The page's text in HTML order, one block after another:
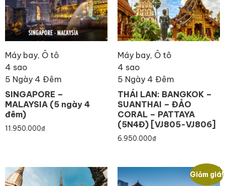
Máy bay, Ô tô
4 sao
5 Ngày 4 Đêm
SINGAPORE –
MALAYSIA (5 ngày 4
đêm)
11.950.000₫
Máy bay, Ô tô
4 sao
5 Ngày 4 Đêm
THÁI LAN: BANGKOK –
SUANTHAI – ĐẢO
CORAL – PATTAYA
(5N4Đ) [VJ805-VJ806]
6.950.000₫
Giảm giá!